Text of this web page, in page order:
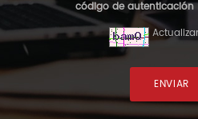
código de autenticación